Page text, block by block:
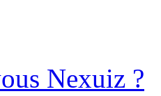
Nexuiz ?